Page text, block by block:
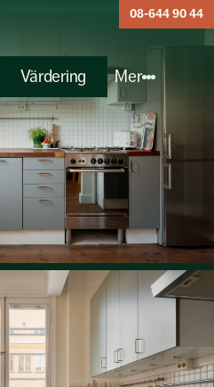
Värdering Mer
08-644 90 44